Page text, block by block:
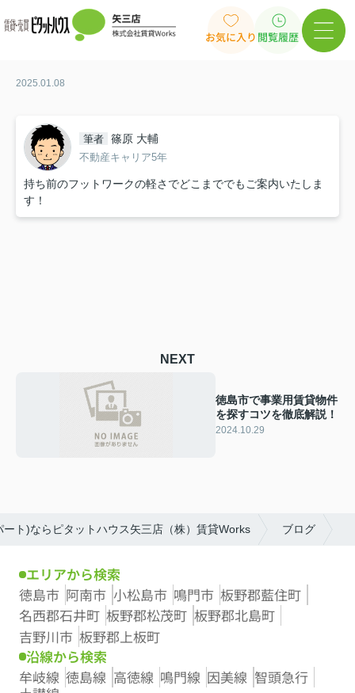
お気に入り 閲覧履歴
2025.01.08
筆者 篠原 大輔
不動産キャリア5年
持ち前のフットワークの軽さでどこまででもご案内いたしま
す！
NEXT
徳島市で事業用賃貸物件
を探すコツを徹底解説！
2024.10.29
ト)ならピタットハウス矢三店（株）賃貸Works ブログ
エリアから検索
徳島市 阿南市 小松島市 鳴門市 板野郡藍住町
名西郡石井町 板野郡松茂町 板野郡北島町
吉野川市 板野郡上板町
沿線から検索
牟岐線 徳島線 高徳線 鳴門線 因美線 智頭急行